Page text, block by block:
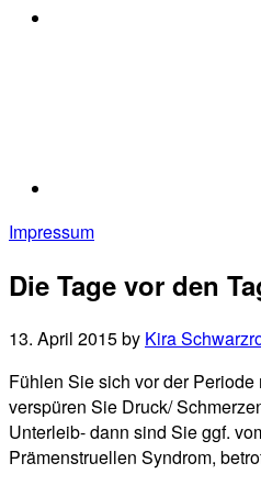
Impressum
Die Tage vor den
13. April 2015by Kira
Fühlen Sie sich vor der
verspüren Sie Druck/
Unterleib- dann sind Sie ggf.
Prämenstruellen Syndrom,